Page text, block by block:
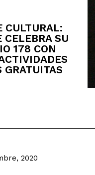
CULTURAL:
CELEBRA SU
178 CON
GRATUITAS
2020